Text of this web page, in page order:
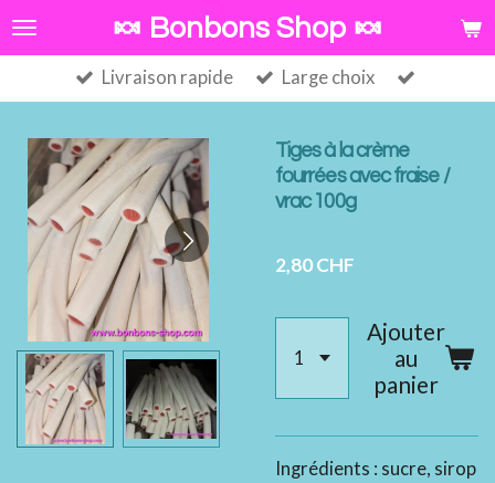
Passer
au
contenu
principal
🍬 Bonbons Shop 🍬
Livraison rapide Large choix
Tiges à la crème
fourrées avec fraise /
vrac 100g
2,80 CHF
Ajouter
au
panier
Ingrédients : sucre, sirop